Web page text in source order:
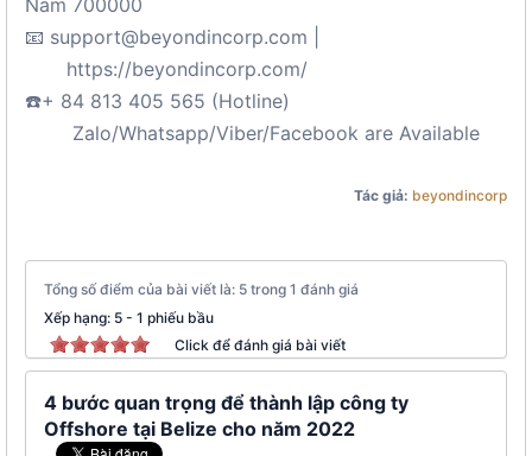
Nam 700000
📧 support@beyondincorp.com |
https://beyondincorp.com/
☎️+ 84 813 405 565 (Hotline)
Zalo/Whatsapp/Viber/Facebook are Available
Tác giả: beyondincorp
Tổng số điểm của bài viết là: 5 trong 1 đánh giá
Xếp hạng: 5 - 1 phiếu bầu
Click để đánh giá bài viết
4 bước quan trọng để thành lập công ty
Offshore tại Belize cho năm 2022